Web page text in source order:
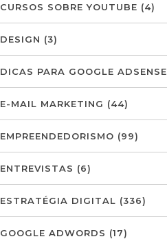
CURSOS SOBRE YOUTUBE (4)
DESIGN (3)
DICAS PARA GOOGLE ADSENSE
E-MAIL MARKETING (44)
EMPREENDEDORISMO (99)
ENTREVISTAS (6)
ESTRATÉGIA DIGITAL (336)
GOOGLE ADWORDS (17)